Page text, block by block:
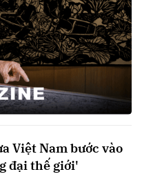
Việt Nam bước vào
đại thế giới'